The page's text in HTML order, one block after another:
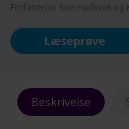
Forfatter(e): Sine Hudecek og
Læseprøve
Beskrivelse